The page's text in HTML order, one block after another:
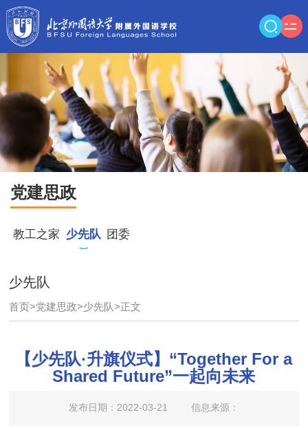
党建思政
教工之家 少先队 团委
少先队
首页>党建思政>少先队>正文
【少先队·升旗仪式】“Together For a
Shared Future”一起向未来
发布日期：2022-03-21 信息来源：